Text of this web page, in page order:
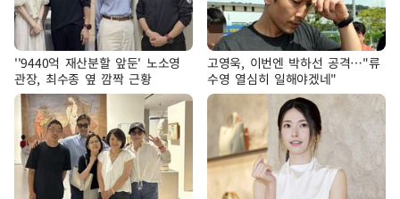
''9440억 재산분할 앞둔' 노소영
관장, 최수종 옆 깜짝 근황
고영욱, 이번엔 박하선 공격…"류
수영 열심히 일해야겠네"